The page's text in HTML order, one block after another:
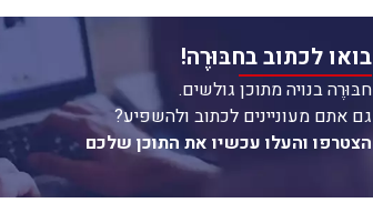
בואו לכתוב בחבּוּרֶה!
חבּוּרֶה בנויה מתוכן גולשים.
גם אתם מעוניינים לכתוב ולהשפיע?
הצטרפו והעלו עכשיו את התוכן שלכם